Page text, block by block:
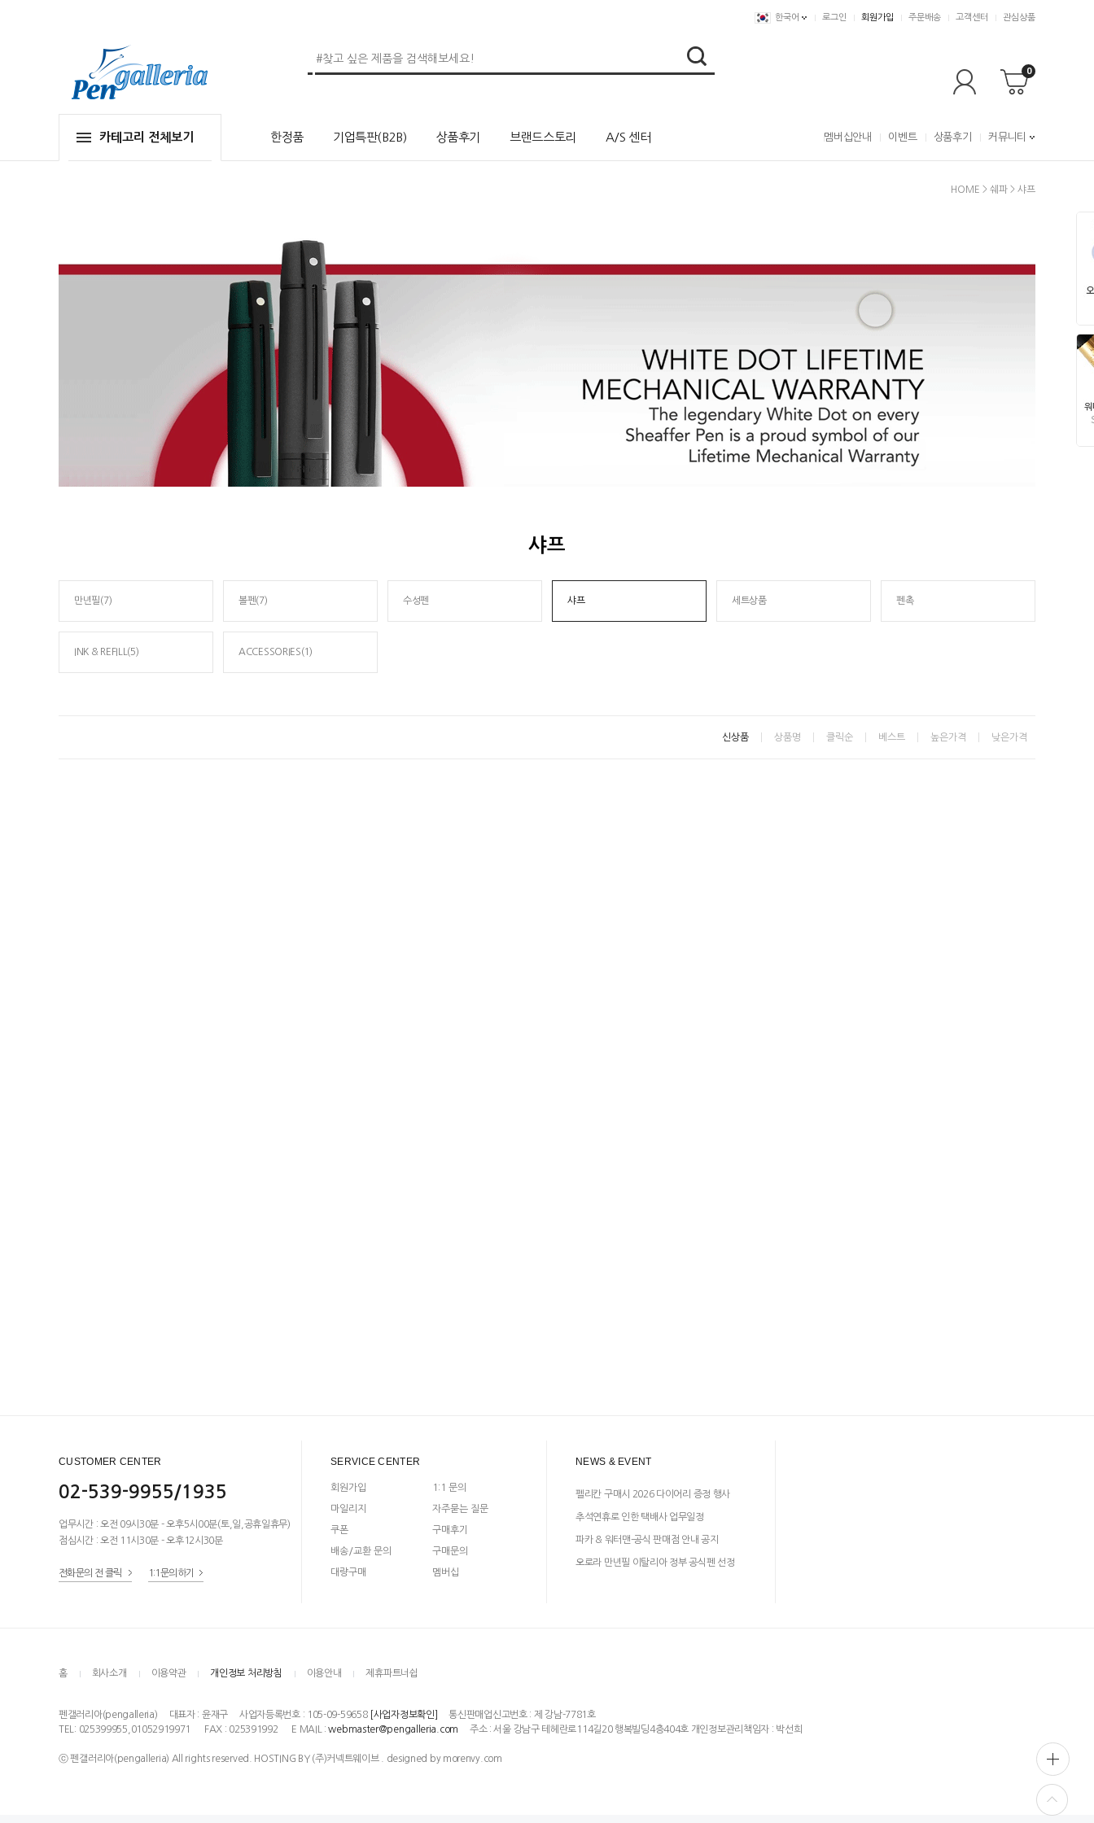
한국어 로그인 회원가입 주문배송 고객센터 관심상품
0
카테고리 전체보기 한정품 기업특판(B2B) 상품후기 브랜드스토리 A/S 센터 멤버십안내 이벤트 상품후기 커뮤니티
HOME > 쉐파 > 샤프
샤프
만년필(7) 볼펜(7) 수성펜 샤프 세트상품 펜촉
INK & REFILL(5) ACCESSORIES(1)
신상품 상품명 클릭순 베스트 높은가격 낮은가격
CUSTOMER CENTER
02-539-9955/1935
업무시간 : 오전 09시30분 - 오후5시00분(토,일,공휴일휴무)
점심시간 : 오전 11시30분 - 오후12시30분
전화문의 전 클릭 1:1문의하기
SERVICE CENTER
회원가입
마일리지
쿠폰
배송/교환 문의
대량구매
1:1 문의
자주묻는 질문
구매후기
구매문의
멤버십
NEWS & EVENT
펠리칸 구매시 2026 다이어리 증정 행사
추석연휴로 인한 택배사 업무일정
파카 & 워터맨-공식 판매점 안내 공지
오로라 만년필 이탈리아 정부 공식펜 선정
홈 회사소개 이용약관 개인정보 처리방침 이용안내 제휴파트너쉽
펜갤러리아(pengalleria) 대표자 : 윤재구 사업자등록번호 : 105-09-59658 [사업자정보확인]
통신판매업신고번호 : 제 강남-7781호
TEL: 025399955,01052919971
FAX : 025391992 E MAIL :webmaster@pengalleria.com 주소 : 서울 강남구 테헤란로114길20 행복빌딩4층404호 개인정보관리책임자 : 박선희
ⓒ 펜갤러리아(pengalleria) All rights reserved. HOSTING BY (주)커넥트웨이브 . designed by morenvy.com